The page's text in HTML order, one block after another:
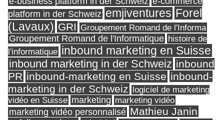
platform in der Schweiz emjiventures Forel
(Lavaux) GRI Groupement Romand de l'Informa
Groupement Romand de l'Informatique histoire de
l'informatique inbound marketing en Suisse
inbound marketing in der Schweiz inbound
PR inbound-marketing en Suisse inbound-
marketing in der Schweiz logiciel de marketing
vidéo en Suisse marketing marketing vidéo
marketing vidéo personnalisé Mathieu Janin